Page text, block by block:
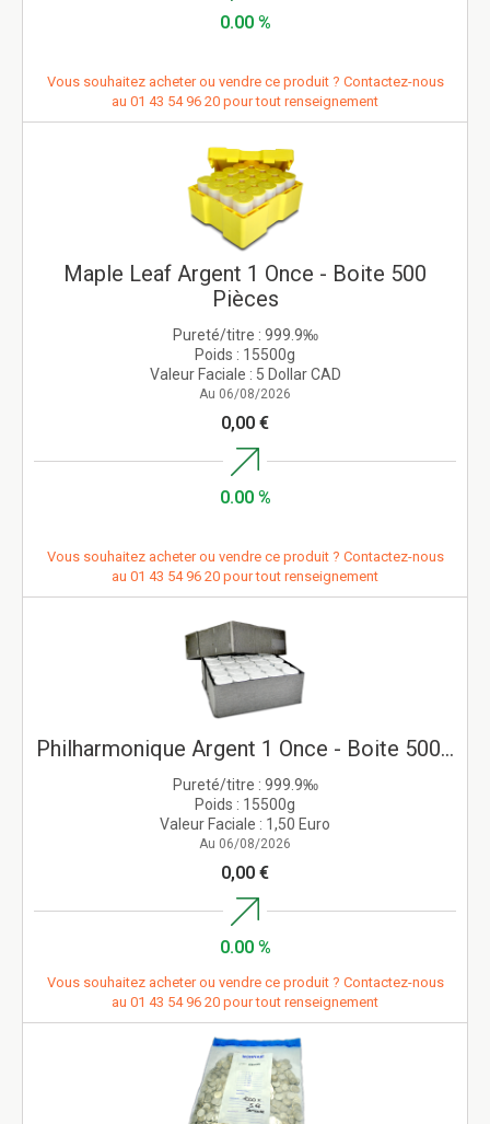
0.00 %
Vous souhaitez acheter ou vendre ce produit ? Contactez-nous
au 01 43 54 96 20 pour tout renseignement
Maple Leaf Argent 1 Once - Boite 500
Pièces
Pureté/titre : 999.9‰
Poids : 15500g
Valeur Faciale : 5 Dollar CAD
Au 06/08/2026
0,00 €
0.00 %
Vous souhaitez acheter ou vendre ce produit ? Contactez-nous
au 01 43 54 96 20 pour tout renseignement
Philharmonique Argent 1 Once - Boite 500...
Pureté/titre : 999.9‰
Poids : 15500g
Valeur Faciale : 1,50 Euro
Au 06/08/2026
0,00 €
0.00 %
Vous souhaitez acheter ou vendre ce produit ? Contactez-nous
au 01 43 54 96 20 pour tout renseignement